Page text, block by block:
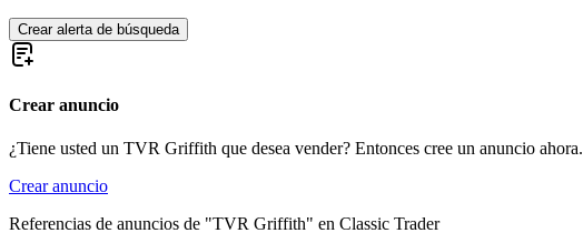
Crear alerta de búsqueda
Crear anuncio
¿Tiene usted un TVR Griffith que desea vender? Entonces cree un anuncio ahora.
Crear anuncio
Referencias de anuncios de "TVR Griffith" en Classic Trader